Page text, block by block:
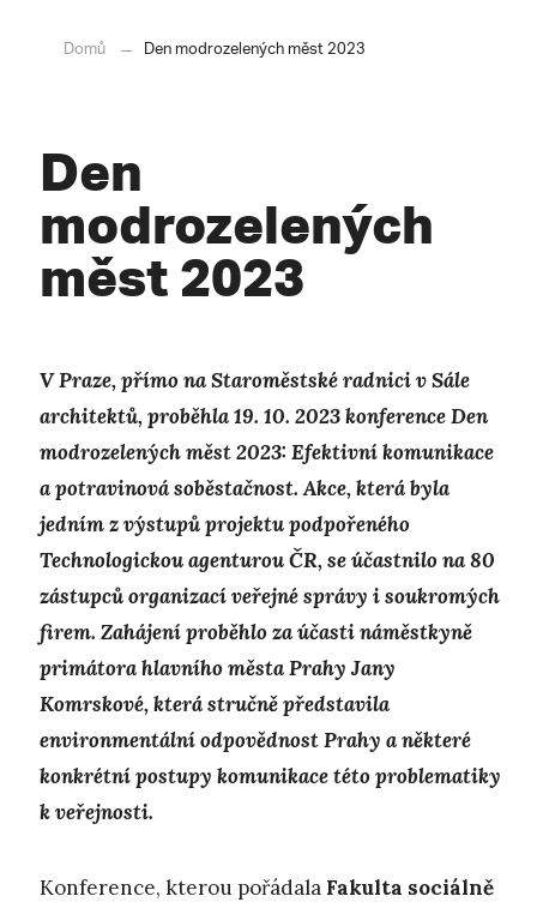
Domů Den modrozelených měst 2023
Den
modrozelených
měst 2023
V Praze, přímo na Staroměstské radnici v Sále
architektů, proběhla 19. 10. 2023 konference Den
modrozelených měst 2023: Efektivní komunikace
a potravinová soběstačnost. Akce, která byla
jedním z výstupů projektu podpořeného
Technologickou agenturou ČR, se účastnilo na 80
zástupců organizací veřejné správy i soukromých
firem. Zahájení proběhlo za účasti náměstkyně
primátora hlavního města Prahy Jany
Komrskové, která stručně představila
environmentální odpovědnost Prahy a některé
konkrétní postupy komunikace této problematiky
k veřejnosti.
Konference, kterou pořádala Fakulta sociálně